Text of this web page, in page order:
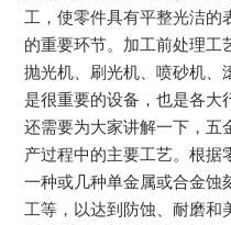
工，使零件具有平整光洁的
的重要环节。加工前处理工
抛光机、刷光机、喷砂机、
是很重要的设备，也是各大
还需要为大家讲解一下，五
产过程中的主要工艺。根据
一种或几种单金属或合金蚀
工等，以达到防蚀、耐磨和